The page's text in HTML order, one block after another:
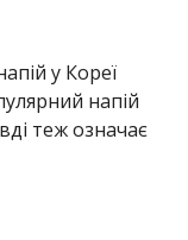
у Кореї
напій
теж означає